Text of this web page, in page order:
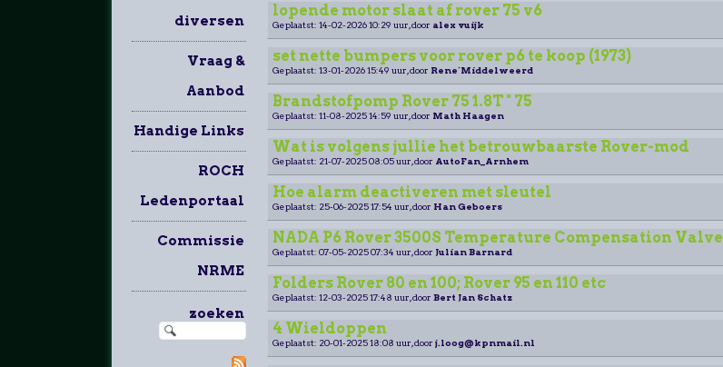
diversen
Vraag &
Aanbod
Handige Links
ROCH
Ledenportaal
Commissie
NRME
zoeken
lopende motor slaat af rover 75 v6
Geplaatst: 14-02-2026 10:29 uur, door alex vuijk
set nette bumpers voor rover p6 te koop (1973)
Geplaatst: 13-01-2026 15:49 uur, door Rene´Middelweerd
Brandstofpomp Rover 75 1.8T " 75
Geplaatst: 11-08-2025 14:59 uur, door Math Haagen
Wat is volgens jullie het betrouwbaarste Rover-mod
Geplaatst: 21-07-2025 08:05 uur, door AutoFan_Arnhem
Hoe alarm deactiveren met sleutel
Geplaatst: 25-06-2025 17:54 uur, door Han Geboers
NADA P6 Rover 3500S Temperature Compensation Valve
Geplaatst: 07-05-2025 07:34 uur, door Julian Barnard
Folders Rover 80 en 100; Rover 95 en 110 etc
Geplaatst: 12-03-2025 17:48 uur, door Bert Jan Schatz
4 Wieldoppen
Geplaatst: 20-01-2025 18:08 uur, door j.loog@kpnmail.nl